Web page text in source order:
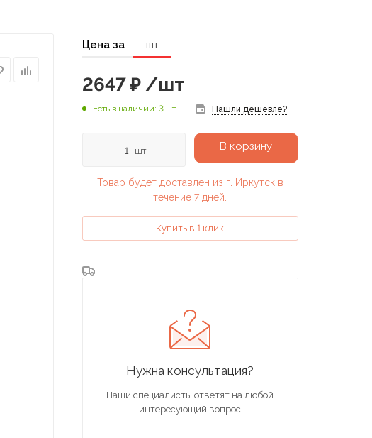
Цена за шт
2647₽/шт
Есть в наличии: 3 шт Нашли дешевле?
шт В корзину
Товар будет доставлен из г. Иркутск в
течение 7 дней.
Купить в 1 клик
Нужна консультация?
Наши специалисты ответят на любой
интересующий вопрос